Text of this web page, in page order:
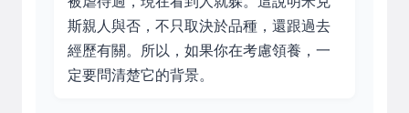
斯親人與否，不只取決於品種，還跟過去
經歷有關。所以，如果你在考慮領養，一
定要問清楚它的背景。